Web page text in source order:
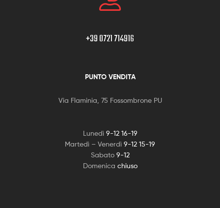
+39 0721 714916
PUNTO VENDITA
Via Flaminia, 75 Fossombrone PU
Lunedì 9-12 16-19
Martedì – Venerdì 9-12 15-19
Sabato 9-12
Domenica chiuso